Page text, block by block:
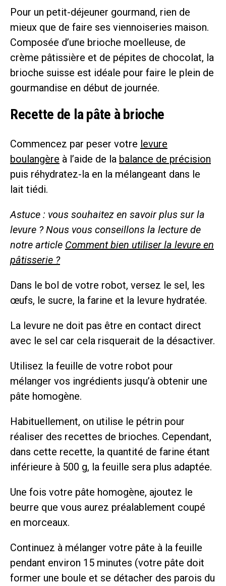
Pour un petit-déjeuner gourmand, rien de
mieux que de faire ses viennoiseries maison.
Composée d’une brioche moelleuse, de
crème pâtissière et de pépites de chocolat, la
brioche suisse est idéale pour faire le plein de
gourmandise en début de journée.
Recette de la pâte à brioche
Commencez par peser votre levure
boulangère à l’aide de la balance de précision
puis réhydratez-la en la mélangeant dans le
lait tiédi.
Astuce : vous souhaitez en savoir plus sur la
levure ? Nous vous conseillons la lecture de
notre article Comment bien utiliser la levure en
pâtisserie ?
Dans le bol de votre robot, versez le sel, les
œufs, le sucre, la farine et la levure hydratée.
La levure ne doit pas être en contact direct
avec le sel car cela risquerait de la désactiver.
Utilisez la feuille de votre robot pour
mélanger vos ingrédients jusqu’à obtenir une
pâte homogène.
Habituellement, on utilise le pétrin pour
réaliser des recettes de brioches. Cependant,
dans cette recette, la quantité de farine étant
inférieure à 500 g, la feuille sera plus adaptée.
Une fois votre pâte homogène, ajoutez le
beurre que vous aurez préalablement coupé
en morceaux.
Continuez à mélanger votre pâte à la feuille
pendant environ 15 minutes (votre pâte doit
former une boule et se détacher des parois du